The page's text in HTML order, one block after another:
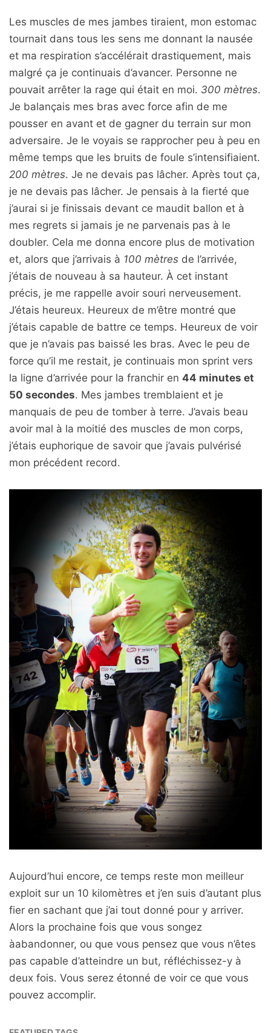
Les muscles de mes jambes tiraient, mon estomac
tournait dans tous les sens me donnant la nausée
et ma respiration s’accélérait drastiquement, mais
malgré ça je continuais d’avancer. Personne ne
pouvait arrêter la rage qui était en moi. 300 mètres.
Je balançais mes bras avec force afin de me
pousser en avant et de gagner du terrain sur mon
adversaire. Je le voyais se rapprocher peu à peu en
même temps que les bruits de foule s’intensifiaient.
200 mètres. Je ne devais pas lâcher. Après tout ça,
je ne devais pas lâcher. Je pensais à la fierté que
j’aurai si je finissais devant ce maudit ballon et à
mes regrets si jamais je ne parvenais pas à le
doubler. Cela me donna encore plus de motivation
et, alors que j’arrivais à 100 mètres de l’arrivée,
j’étais de nouveau à sa hauteur. À cet instant
précis, je me rappelle avoir souri nerveusement.
J’étais heureux. Heureux de m’être montré que
j’étais capable de battre ce temps. Heureux de voir
que je n’avais pas baissé les bras. Avec le peu de
force qu’il me restait, je continuais mon sprint vers
la ligne d’arrivée pour la franchir en 44 minutes et
50 secondes. Mes jambes tremblaient et je
manquais de peu de tomber à terre. J’avais beau
avoir mal à la moitié des muscles de mon corps,
j’étais euphorique de savoir que j’avais pulvérisé
mon précédent record.
Aujourd’hui encore, ce temps reste mon meilleur
exploit sur un 10 kilomètres et j’en suis d’autant plus
fier en sachant que j’ai tout donné pour y arriver.
Alors la prochaine fois que vous songez
àabandonner, ou que vous pensez que vous n’êtes
pas capable d’atteindre un but, réfléchissez-y à
deux fois. Vous serez étonné de voir ce que vous
pouvez accomplir.